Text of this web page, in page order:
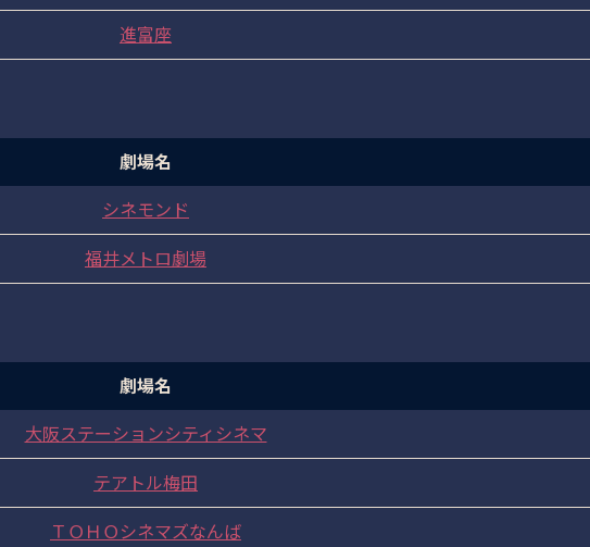
進富座
劇場名
シネモンド
福井メトロ劇場
劇場名
大阪ステーションシティシネマ
テアトル梅田
ＴＯＨＯシネマズなんば